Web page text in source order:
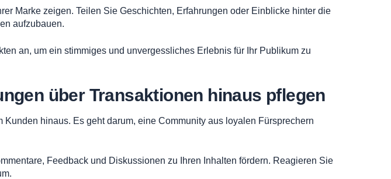
Marke zeigen. Teilen Sie Geschichten, Erfahrungen oder Einblicke hinter die
aufzubauen.
an, um ein stimmiges und unvergessliches Erlebnis für Ihr Publikum zu
über Transaktionen hinaus pflegen
hinaus. Es geht darum, eine Community aus loyalen Fürsprechern
Feedback und Diskussionen zu Ihren Inhalten fördern. Reagieren Sie